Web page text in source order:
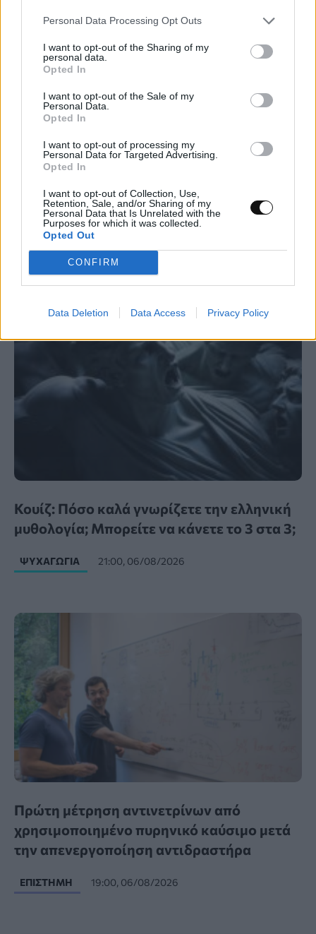
Personal Data Processing Opt Outs
I want to opt-out of the Sharing of my
personal data.
Opted In
I want to opt-out of the Sale of my
Personal Data.
Opted In
I want to opt-out of processing my
Personal Data for Targeted Advertising.
Opted In
I want to opt-out of Collection, Use,
Retention, Sale, and/or Sharing of my
Personal Data that Is Unrelated with the
Purposes for which it was collected.
Opted Out
CONFIRM
Data Deletion Data Access Privacy Policy
Νέος σχεδιασμός καταλύτη βελτιώνει την
παραγωγή αμμωνίας καταστέλλοντας
ανεπιθύμητες αντιδράσεις
ΕΠΙΣΤΉΜΗ 22:00, 06/08/2026
Κουίζ: Πόσο καλά γνωρίζετε την ελληνική
μυθολογία; Μπορείτε να κάνετε το 3 στα 3;
ΨΥΧΑΓΩΓΊΑ 21:00, 06/08/2026
Πρώτη μέτρηση αντινετρίνων από
χρησιμοποιημένο πυρηνικό καύσιμο μετά
την απενεργοποίηση αντιδραστήρα
ΕΠΙΣΤΉΜΗ 19:00, 06/08/2026